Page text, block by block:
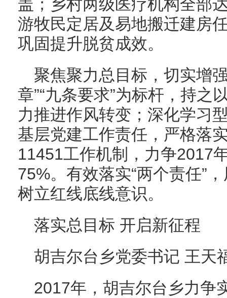
盖；乡村两级医疗机构全部
游牧民定居及易地搬迁建房
巩固提升脱贫成效。
聚焦聚力总目标，切实增
章”“九条要求”为标杆，持之
力推进作风转变；深化学习
基层党建工作责任，严格落
11451工作机制，力争2017
75%。有效落实“两个责任”
树立红线底线意识。
落实总目标 开启新征程
胡吉尔台乡党委书记 王天
2017年，胡吉尔台乡力争